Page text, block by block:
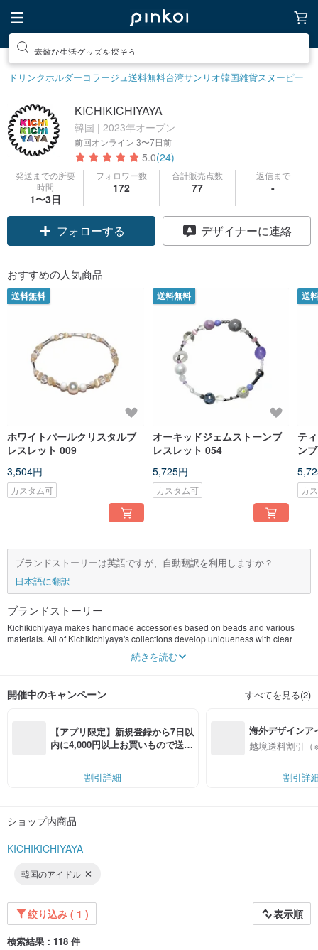
素敵な生活グッズを探そう
ドリンクホルダーコラージュ送料無料台湾サンリオ韓国雑貨スヌーピー
KICHIKICHIYAYA
韓国 | 2023年オープン
前回オンライン 3〜7日前
5.0(24)
発送までの所要
時間
1〜3日
フォロワー数
172
合計販売点数
77
返信まで
-
フォローする デザイナーに連絡
おすすめの人気商品
送料無料
ホワイトパールクリスタルブ
レスレット 009
3,504円
カスタム可
送料無料
オーキッドジェムストーンブ
レスレット 054
5,725円
カスタム可
送
テ
ン
カ
ブランドストーリーは英語ですが、自動翻訳を利用しますか？
日本語に翻訳
ブランドストーリー
Kichikichiyaya makes handmade accessories based on beads and various
materials. All of Kichikichiyaya's collections develop uniqueness with clear
motifs. Color your body with colors from nature and brilliant beads! Our brand
has sponsored many K-pop male idols such as NCT DREAM, NCT WAYV,
続きを読む
開催中のキャンペーン すべてを見る(2)
【アプリ限定】新規登録から7日以
内に4,000円以上お買いもので送料
割引詳細
海外デザインア
入
越境送料割引（
割引詳
ショップ内商品
KICHIKICHIYAYA
韓国のアイドル
絞り込み ( 1 ) 表示順
検索結果：118 件